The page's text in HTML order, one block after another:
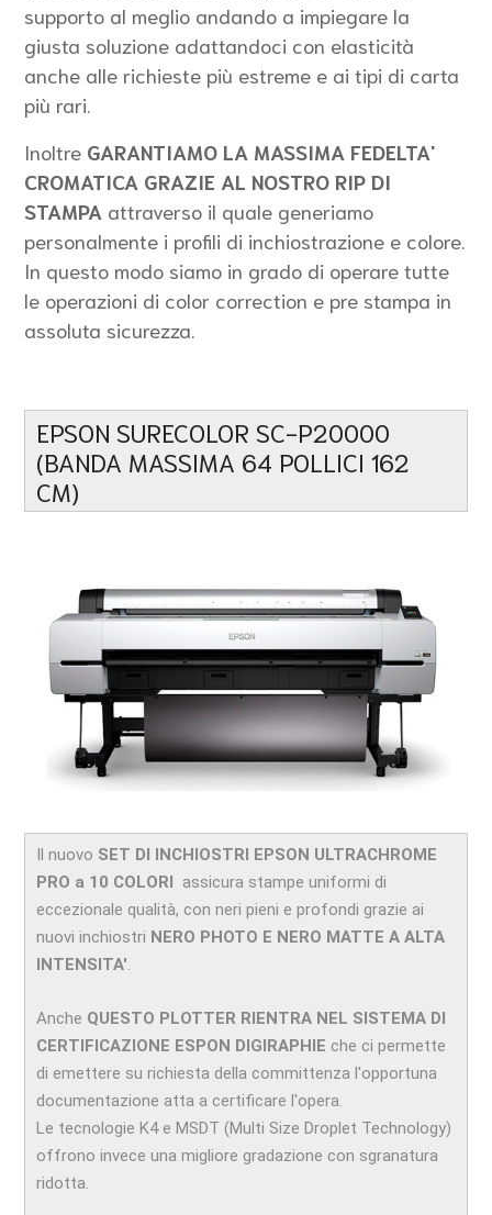
supporto al meglio andando a impiegare la
giusta soluzione adattandoci con elasticità
anche alle richieste più estreme e ai tipi di carta
più rari.
Inoltre GARANTIAMO LA MASSIMA FEDELTA'
CROMATICA GRAZIE AL NOSTRO RIP DI
STAMPA attraverso il quale generiamo
personalmente i profili di inchiostrazione e colore.
In questo modo siamo in grado di operare tutte
le operazioni di color correction e pre stampa in
assoluta sicurezza.
EPSON SURECOLOR SC-P20000
(BANDA MASSIMA 64 POLLICI 162
CM)
Il nuovo SET DI INCHIOSTRI EPSON ULTRACHROME
PRO a 10 COLORI assicura stampe uniformi di
eccezionale qualità, con neri pieni e profondi grazie ai
nuovi inchiostri NERO PHOTO E NERO MATTE A ALTA
INTENSITA'.
Anche QUESTO PLOTTER RIENTRA NEL SISTEMA DI
CERTIFICAZIONE ESPON DIGIRAPHIE che ci permette
di emettere su richiesta della committenza l'opportuna
documentazione atta a certificare l'opera.
Le tecnologie K4 e MSDT (Multi Size Droplet Technology)
offrono invece una migliore gradazione con sgranatura
ridotta.